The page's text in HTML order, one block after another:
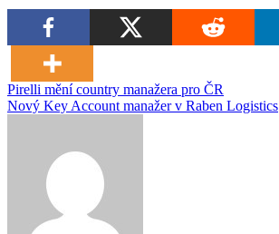
Navigace
pro
Pirelli mění country manažera pro ČR
Nový Key Account manažer v Raben Logistics